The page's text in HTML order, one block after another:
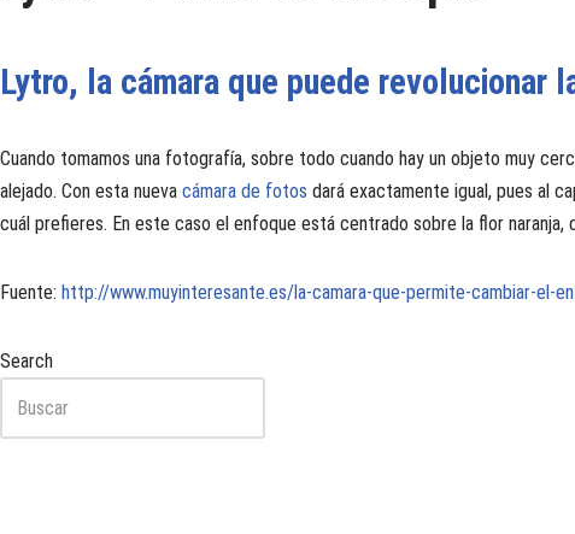
Lytro, la cámara que puede revolucionar
Cuando tomamos una fotografía, sobre todo cuando hay un objeto muy
alejado. Con esta nueva cámara de fotos dará exactamente igual, pues al
cuál prefieres. En este caso el enfoque está centrado sobre la flor naranja,
Fuente: http://www.muyinteresante.es/la-camara-que-permite-cambiar-el-
Search